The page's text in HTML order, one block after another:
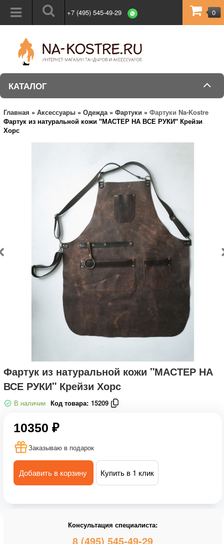
+7 (495) 545-49-29 0
КАТАЛОГ
Главная » Аксессуары » Одежда » Фартуки » Фартуки Na-Kostre
Фартук из натуральной кожи "МАСТЕР НА ВСЕ РУКИ" Крейзи
Хорс
Фартук из натуральной кожи "МАСТЕР НА
ВСЕ РУКИ" Крейзи Хорс
В наличии Код товара: 15209
10350 ₽
Заказываю в подарок
Добавить в корзину Купить в 1 клик
Консультация специалиста:
8 (495) 545-49-29